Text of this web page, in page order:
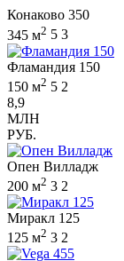
Конаково 350
345 м2 5 3
Фламандия 150
150 м2 5 2
8,9
МЛН
РУБ.
Опен Вилладж
200 м2 3 2
Миракл 125
125 м2 3 2